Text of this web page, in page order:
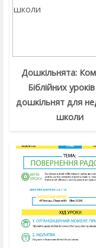
Дошкільнята:
Біблійних
дошкільнят для
школи